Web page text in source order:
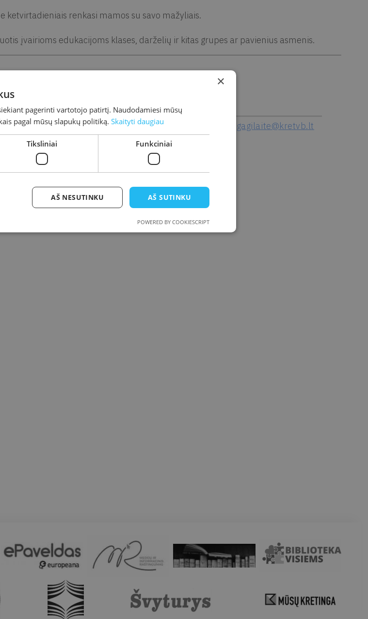
ketvirtadieniais renkasi mamos su savo mažyliais.
įvairioms edukacijoms klases, darželių ir kitas grupes ar pavienius asmenis.
darbui su
202
+370 445 72
135
simona.gagilaite@kretvb.lt
×
pagerinti vartotojo patirtį. Naudodamiesi mūsų
pagal mūsų slapukų politiką. Skaityti daugiau
Tiksliniai Funkciniai
AŠ SUTINKU
AŠ NESUTINKU
POWERED BY COOKIESCRIPT